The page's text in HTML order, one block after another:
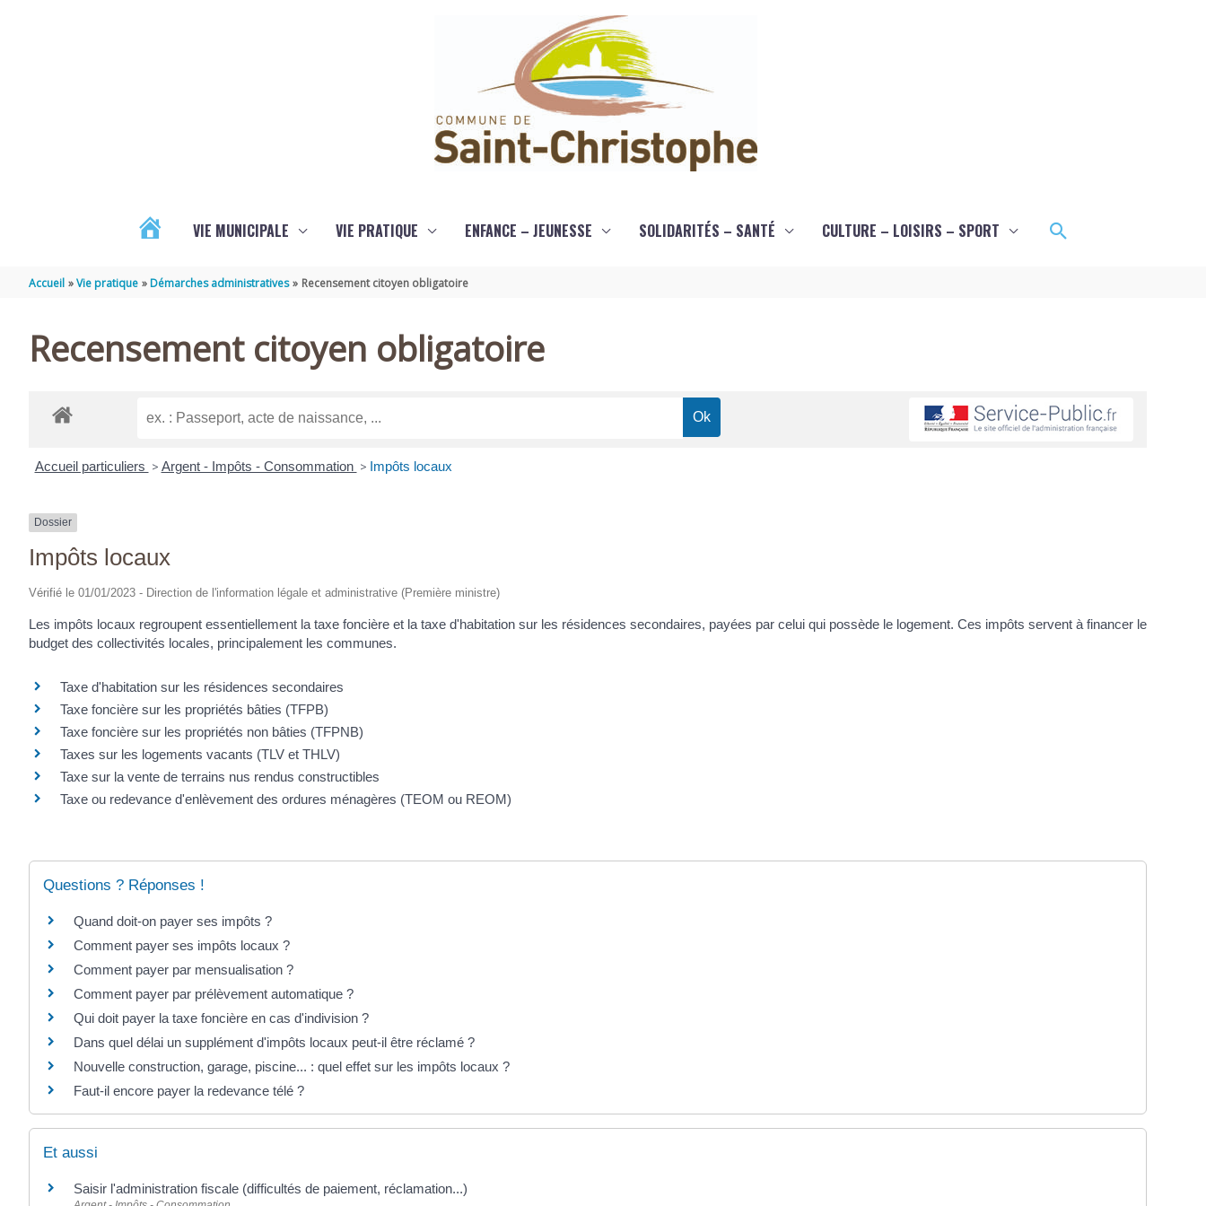
VIE MUNICIPALE VIE PRATIQUE ENFANCE – JEUNESSE SOLIDARITÉS – SANTÉ CULTURE – LOISIRS – SPORT Rechercher
Accueil Vie pratique Démarches administratives Recensement citoyen obligatoire
Recensement citoyen obligatoire
Accueil particuliers > Argent - Impôts - Consommation > Impôts locaux
Dossier
Impôts locaux
Vérifié le 01/01/2023 - Direction de l'information légale et administrative (Première ministre)
Les impôts locaux regroupent essentiellement la taxe foncière et la taxe d'habitation sur les résidences secondaires, payées par celui qui possède le logement. Ces impôts servent à financer le
budget des collectivités locales, principalement les communes.
Taxe d'habitation sur les résidences secondaires
Taxe foncière sur les propriétés bâties (TFPB)
Taxe foncière sur les propriétés non bâties (TFPNB)
Taxes sur les logements vacants (TLV et THLV)
Taxe sur la vente de terrains nus rendus constructibles
Taxe ou redevance d'enlèvement des ordures ménagères (TEOM ou REOM)
Questions ? Réponses !
Quand doit-on payer ses impôts ?
Comment payer ses impôts locaux ?
Comment payer par mensualisation ?
Comment payer par prélèvement automatique ?
Qui doit payer la taxe foncière en cas d'indivision ?
Dans quel délai un supplément d'impôts locaux peut-il être réclamé ?
Nouvelle construction, garage, piscine... : quel effet sur les impôts locaux ?
Faut-il encore payer la redevance télé ?
Et aussi
Saisir l'administration fiscale (difficultés de paiement, réclamation...)